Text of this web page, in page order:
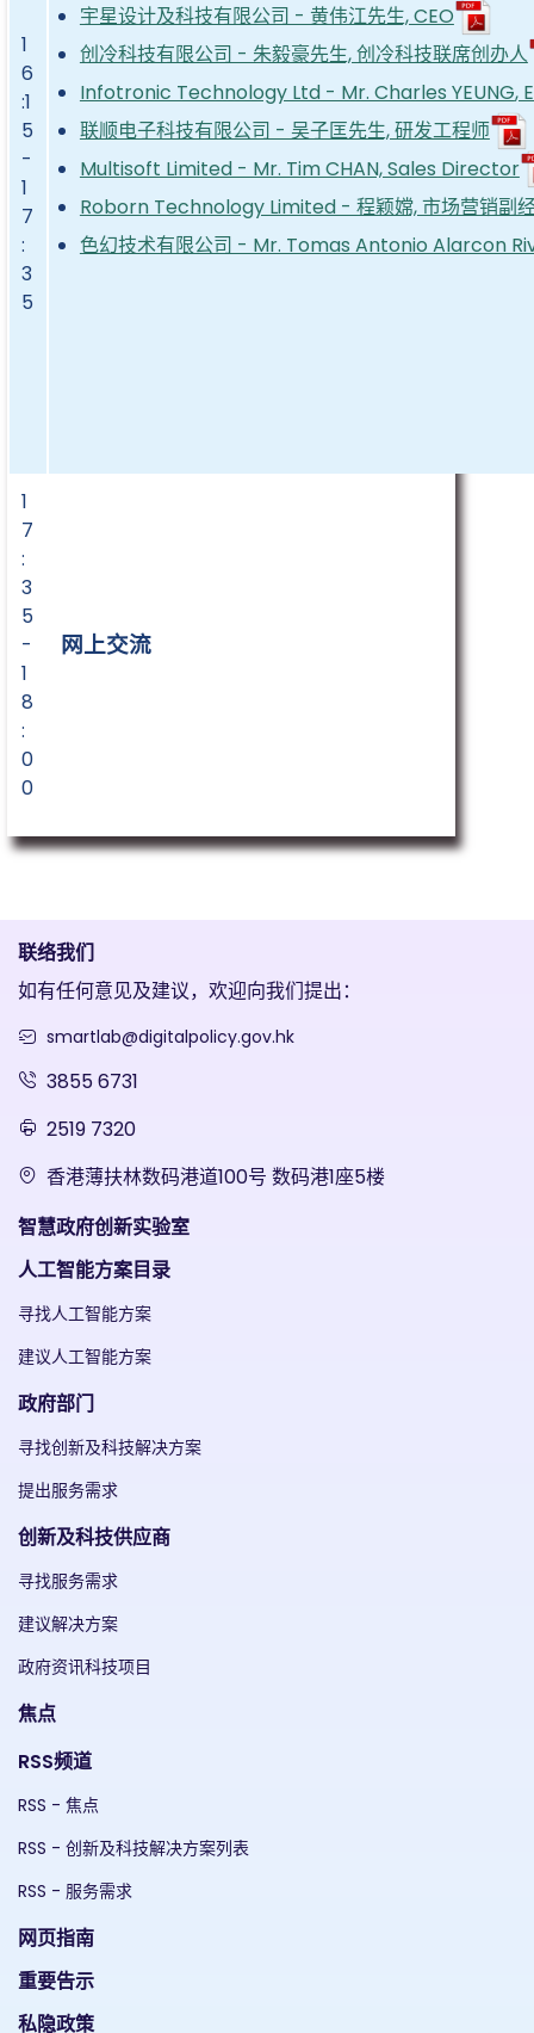
1
6
:1
5
-
1
7
:
3
5
宇星设计及科技有限公司 - 黄伟江先生, CEO
创冷科技有限公司 - 朱毅豪先生, 创冷科技联席创办人
Infotronic Technology Ltd - Mr. Charles YEUNG,
联顺电子科技有限公司 - 吴子匡先生, 研发工程师
Multisoft Limited - Mr. Tim CHAN, Sales Director
Roborn Technology Limited - 程颖嫦, 市场营销副
色幻技术有限公司 - Mr. Tomas Antonio Alarcon
1
7
:
3
5
-
1
8
:
0
0
网上交流
联络我们
如有任何意见及建议，欢迎向我们提出：
smartlab@digitalpolicy.gov.hk
3855 6731
2519 7320
香港薄扶林数码港道100号 数码港1座5楼
智慧政府创新实验室
人工智能方案目录
寻找人工智能方案
建议人工智能方案
政府部门
寻找创新及科技解决方案
提出服务需求
创新及科技供应商
寻找服务需求
建议解决方案
政府资讯科技项目
焦点
RSS频道
RSS - 焦点
RSS - 创新及科技解决方案列表
RSS - 服务需求
网页指南
重要告示
私隐政策